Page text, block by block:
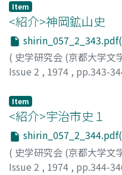
模、様式、進展度の差異
れているが、開発と農業
している。中期以降、開
落間に階層分化を生じる
ル・開発資本、労働夫役
り、開発規模と農業生産
生産力は次第に停滞し、
みられた。新地開発耕地
差異が明瞭になるにつれ
定化、再開発の方向に移
る一連の改革、村落レベ
の前提をなすものであり
Item
<紹介>神岡鉱山史
( 史学研究会 (京都大学文
Issue 2 , 1974 , pp.343-
Item
<紹介>宇治市史１
( 史学研究会 (京都大学文
Issue 2 , 1974 , pp.344-